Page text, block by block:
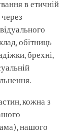
в етичній
обітниць
брехні,
кожна з
нашого